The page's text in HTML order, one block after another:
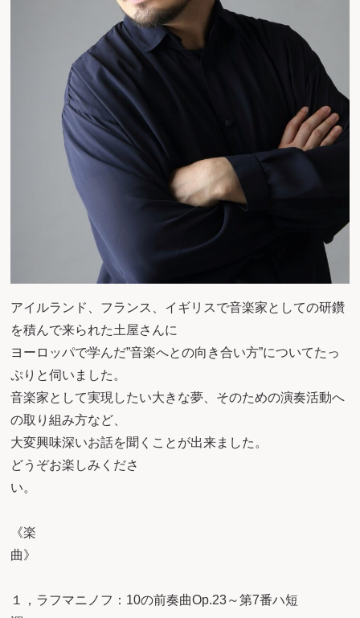
アイルランド、フランス、イギリスで音楽家としての研鑽
を積んで来られた土屋さんに
ヨーロッパで学んだ”音楽へとの向き合い方”についてたっ
ぷりと伺いました。
音楽家として実現したい大きな夢、そのための演奏活動へ
の取り組み方など、
大変興味深いお話を聞くことが出来ました。
どうぞお楽しみくださ
い
《楽
１，ラフマニノフ：10の前奏曲Op.23～第7番ハ短